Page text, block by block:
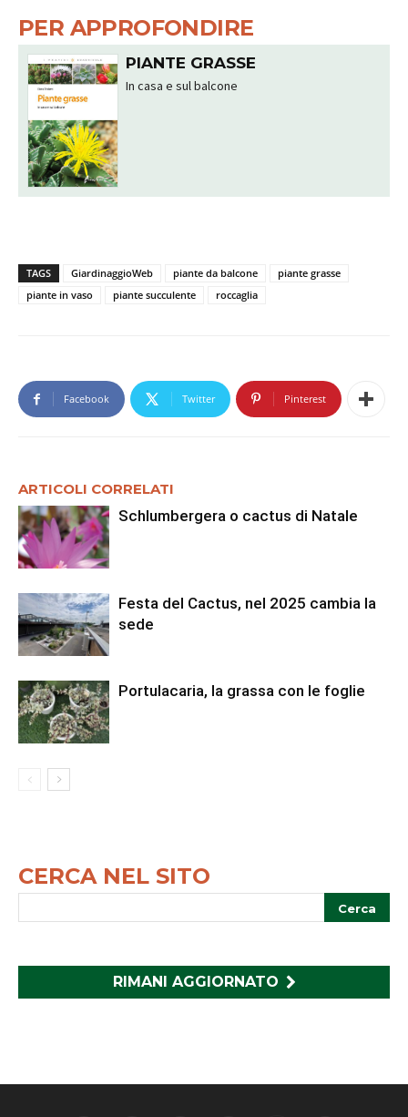
PER APPROFONDIRE
PIANTE GRASSE
In casa e sul balcone
TAGS GiardinaggioWeb piante da balcone
piante grasse
piante in vaso
piante succulente roccaglia
Facebook Twitter Pinterest
ARTICOLI CORRELATI
Schlumbergera o cactus di Natale
Festa del Cactus, nel 2025 cambia la
sede
Portulacaria, la grassa con le foglie
CERCA NEL SITO
RIMANI AGGIORNATO